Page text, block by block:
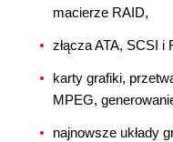
macierze RAID,
złącza ATA, SCSI i
karty grafiki,
MPEG,
najnowsze układy